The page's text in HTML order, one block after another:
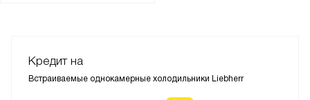
Кредит на
Встраиваемые однокамерные холодильники Liebherr